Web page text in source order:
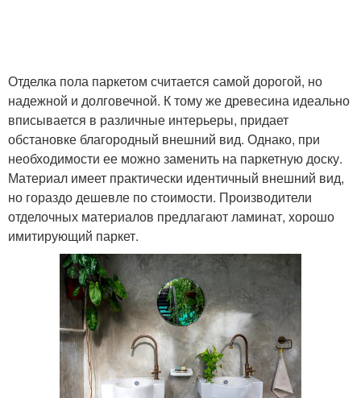
Отделка пола паркетом считается самой дорогой, но
надежной и долговечной. К тому же древесина идеально
вписывается в различные интерьеры, придает
обстановке благородный внешний вид. Однако, при
необходимости ее можно заменить на паркетную доску.
Материал имеет практически идентичный внешний вид,
но гораздо дешевле по стоимости. Производители
отделочных материалов предлагают ламинат, хорошо
имитирующий паркет.